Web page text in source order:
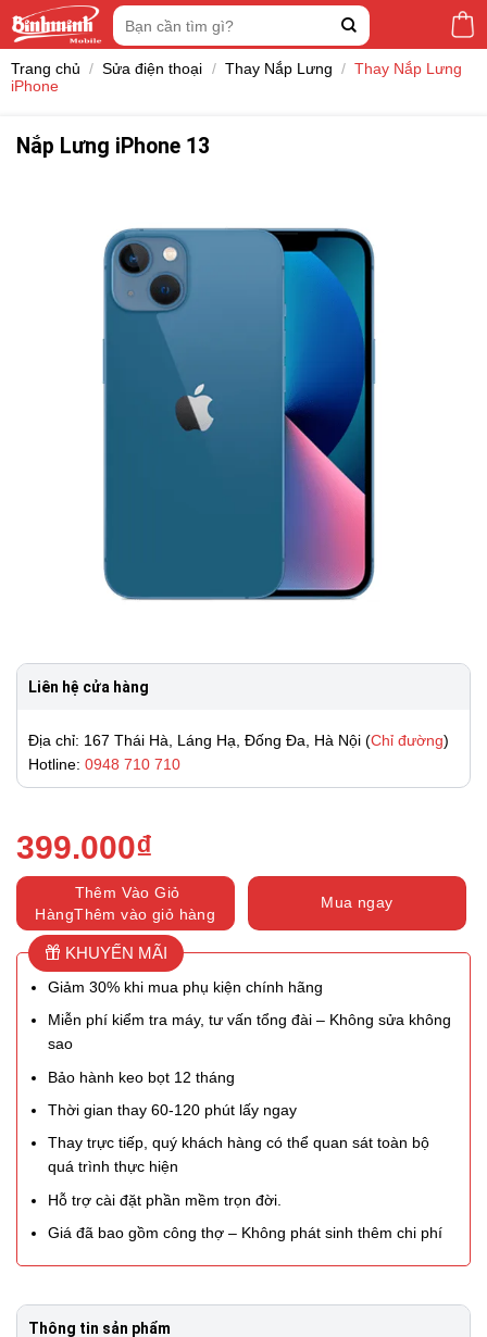
Tìm
kiếm:
Trang chủ / Sửa điện thoại / Thay Nắp Lưng / Thay Nắp Lưng
iPhone
Nắp Lưng iPhone 13
Liên hệ cửa hàng
Địa chỉ: 167 Thái Hà, Láng Hạ, Đống Đa, Hà Nội (Chỉ đường)
Hotline: 0948 710 710
399.000₫
Thêm Vào Giỏ
HàngThêm vào giỏ hàng
Mua ngay
KHUYẾN MÃI
Giảm 30% khi mua phụ kiện chính hãng
Miễn phí kiểm tra máy, tư vấn tổng đài – Không sửa không
sao
Bảo hành keo bọt 12 tháng
Thời gian thay 60-120 phút lấy ngay
Thay trực tiếp, quý khách hàng có thể quan sát toàn bộ
quá trình thực hiện
Hỗ trợ cài đặt phần mềm trọn đời.
Giá đã bao gồm công thợ – Không phát sinh thêm chi phí
Thông tin sản phẩm